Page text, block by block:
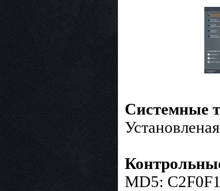
Системные
MD5: